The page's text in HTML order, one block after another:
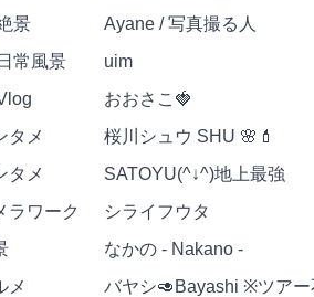
景 Ayane / 写真撮る人
常風景 uim
おおさこ🍓
タメ 桜川シュウ SHU 🌸💄
タメ SATOYU(^↓^)地上最強
ラワーク シライフウタ
なかの - Nakano -
メ バヤシ🥑Bayashi ※ツアー